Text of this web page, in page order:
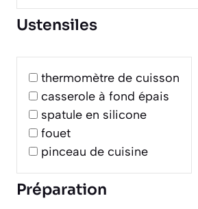
Ustensiles
thermomètre de cuisson
casserole à fond épais
spatule en silicone
fouet
pinceau de cuisine
Préparation